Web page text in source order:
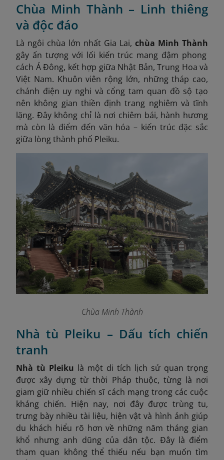
Chùa Minh Thành – Linh thiêng
và độc đáo
Là ngôi chùa lớn nhất Gia Lai, chùa Minh Thành
gây ấn tượng với lối kiến trúc mang đậm phong
cách Á Đông, kết hợp giữa Nhật Bản, Trung Hoa và
Việt Nam. Khuôn viên rộng lớn, những tháp cao,
chánh điện uy nghi và cổng tam quan đồ sộ tạo
nên không gian thiền định trang nghiêm và tĩnh
lặng. Đây không chỉ là nơi chiêm bái, hành hương
mà còn là điểm đến văn hóa – kiến trúc đặc sắc
giữa lòng thành phố Pleiku.
Chùa Minh Thành
Nhà tù Pleiku – Dấu tích chiến
tranh
Nhà tù Pleiku là một di tích lịch sử quan trọng
được xây dựng từ thời Pháp thuộc, từng là nơi
giam giữ nhiều chiến sĩ cách mạng trong các cuộc
kháng chiến. Hiện nay, nơi đây được trùng tu,
trưng bày nhiều tài liệu, hiện vật và hình ảnh giúp
du khách hiểu rõ hơn về những năm tháng gian
khổ nhưng anh dũng của dân tộc. Đây là điểm
tham quan không thể thiếu nếu bạn muốn tìm